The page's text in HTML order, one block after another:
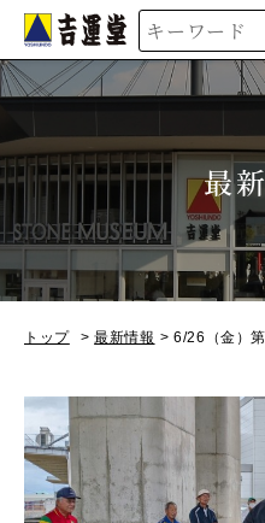
吉運堂
最
トップ 最新情報 6/26（金）第39